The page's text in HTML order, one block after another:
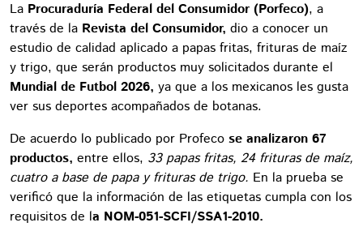
La Procuraduría Federal del Consumidor (Porfeco), a
través de la Revista del Consumidor, dio a conocer un
estudio de calidad aplicado a papas fritas, frituras de maíz
y trigo, que serán productos muy solicitados durante el
Mundial de Futbol 2026, ya que a los mexicanos les gusta
ver sus deportes acompañados de botanas.
De acuerdo lo publicado por Profeco se analizaron 67
productos, entre ellos, 33 papas fritas, 24 frituras de maíz,
cuatro a base de papa y frituras de trigo. En la prueba se
verificó que la información de las etiquetas cumpla con los
requisitos de la NOM-051-SCFI/SSA1-2010.